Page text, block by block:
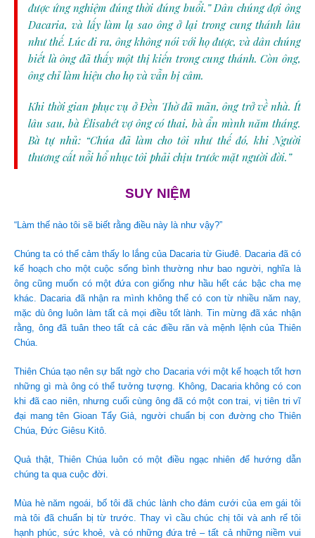
được ứng nghiệm đúng thời đúng buổi.” Dân chúng đợi ông
Dacaria, và lấy làm lạ sao ông ở lại trong cung thánh lâu
như thế. Lúc đi ra, ông không nói với họ được, và dân chúng
biết là ông đã thấy một thị kiến trong cung thánh. Còn ông,
ông chỉ làm hiệu cho họ và vẫn bị câm.
Khi thời gian phục vụ ở Ðền Thờ đã mãn, ông trở về nhà. Ít
lâu sau, bà Êlisabét vợ ông có thai, bà ẩn mình năm tháng.
Bà tự nhủ: “Chúa đã làm cho tôi như thế đó, khi Người
thương cất nỗi hổ nhục tôi phải chịu trước mặt người đời.”
SUY NIỆM
“Làm thế nào tôi sẽ biết rằng điều này là như vậy?”
Chúng ta có thể cảm thấy lo lắng của Dacaria từ Giuđê. Dacaria đã có
kế hoạch cho một cuộc sống bình thường như bao người, nghĩa là
ông cũng muốn có một đứa con giống như hầu hết các bậc cha mẹ
khác. Dacaria đã nhận ra mình không thể có con từ nhiều năm nay,
mặc dù ông luôn làm tất cả mọi điều tốt lành. Tin mừng đã xác nhận
rằng, ông đã tuân theo tất cả các điều răn và mệnh lệnh của Thiên
Chúa.
Thiên Chúa tạo nên sự bất ngờ cho Dacaria với một kế hoạch tốt hơn
những gì mà ông có thể tưởng tượng. Không, Dacaria không có con
khi đã cao niên, nhưng cuối cùng ông đã có một con trai, vị tiên tri vĩ
đại mang tên Gioan Tẩy Giả, người chuẩn bị con đường cho Thiên
Chúa, Đức Giêsu Kitô.
Quả thật, Thiên Chúa luôn có một điều ngạc nhiên để hướng dẫn
chúng ta qua cuộc đời.
Mùa hè năm ngoái, bố tôi đã chúc lành cho đám cưới của em gái tôi
mà tôi đã chuẩn bị từ trước. Thay vì cầu chúc chị tôi và anh rể tôi
hạnh phúc, sức khoẻ, và có những đứa trẻ – tất cả những niềm vui